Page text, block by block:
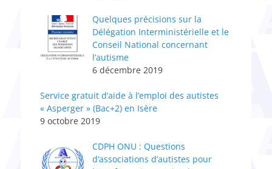
Quelques précisions sur la
Délégation Interministérielle et le
Conseil National concernant
l’autisme
6 décembre 2019
Service gratuit d’aide à l’emploi des autistes
« Asperger » (Bac+2) en Isère
9 octobre 2019
CDPH ONU : Questions
d’associations d’autistes pour